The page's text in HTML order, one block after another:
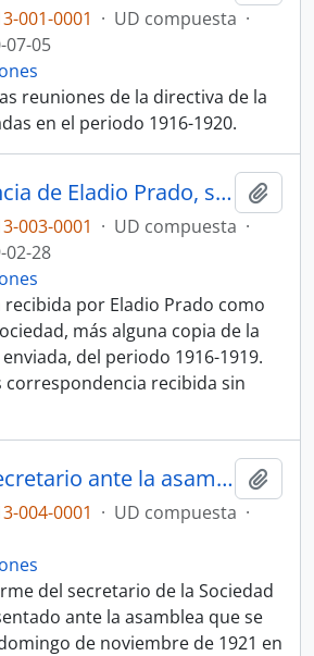
001-0001 · UD compuesta ·
07-05
reuniones de la directiva de la
en el periodo 1916-1920.
Correspondencia de Eladio Prado, secretario de la Sociedad de Sufragios (1916-1919)
003-0001 · UD compuesta ·
02-28
por Eladio Prado como
más alguna copia de la
del periodo 1916-1919.
correspondencia recibida sin
Informe del secretario ante la asamblea de la Sociedad de Sufragios de noviembre de 1921
004-0001 · UD compuesta ·
del secretario de la Sociedad
ante la asamblea que se
de noviembre de 1921 en